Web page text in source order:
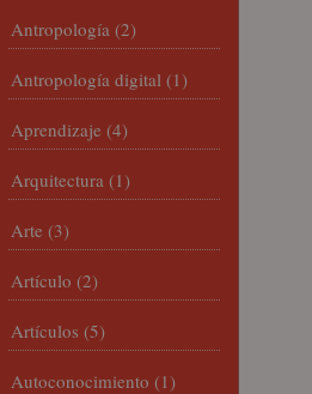
Antropología (2)
Antropología digital (1)
Aprendizaje (4)
Arquitectura (1)
Arte (3)
Artículo (2)
Artículos (5)
Autoconocimiento (1)